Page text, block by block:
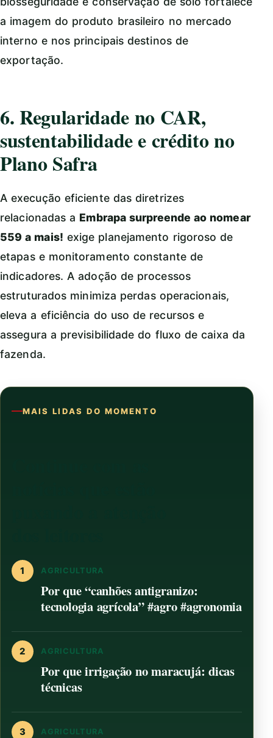
a imagem do produto brasileiro no mercado
interno e nos principais destinos de
exportação.
6. Regularidade no CAR,
sustentabilidade e crédito no
Plano Safra
A execução eficiente das diretrizes
relacionadas a Embrapa surpreende ao nomear
559 a mais! exige planejamento rigoroso de
etapas e monitoramento constante de
indicadores. A adoção de processos
estruturados minimiza perdas operacionais,
eleva a eficiência do uso de recursos e
assegura a previsibilidade do fluxo de caixa da
fazenda.
MAIS LIDAS DO MOMENTO
1 AGRICULTURA
Por que “canhões antigranizo:
tecnologia agrícola” #agro #agronomia
2 AGRICULTURA
Por que irrigação no maracujá: dicas
técnicas
3 AGRICULTURA